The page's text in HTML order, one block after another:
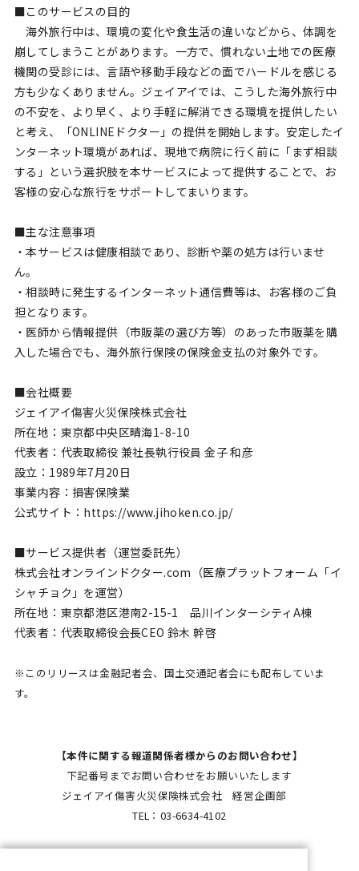
■このサービスの目的
海外旅行中は、環境の変化や食生活の違いなどから、体調を
崩してしまうことがあります。一方で、慣れない土地での医療
機関の受診には、言語や移動手段などの面でハードルを感じる
方も少なくありません。ジェイアイでは、こうした海外旅行中
の不安を、より早く、より手軽に解消できる環境を提供したい
と考え、「ONLINEドクター」の提供を開始します。安定したイ
ンターネット環境があれば、現地で病院に行く前に「まず相談
する」という選択肢を本サービスによって提供することで、お
客様の安心な旅行をサポートしてまいります。
■主な注意事項
・本サービスは健康相談であり、診断や薬の処方は行いませ
ん。
・相談時に発生するインターネット通信費等は、お客様のご負
担となります。
・医師から情報提供（市販薬の選び方等）のあった市販薬を購
入した場合でも、海外旅行保険の保険金支払の対象外です。
■会社概要
ジェイアイ傷害火災保険株式会社
所在地：東京都中央区晴海1-8-10
代表者：代表取締役 兼社長執行役員 金子 和彦
設立：1989年7⽉20⽇
事業内容：損害保険業
公式サイト：https://www.jihoken.co.jp/
■サービス提供者（運営委託先）
株式会社オンラインドクター.com（医療プラットフォーム「イ
シャチョク」を運営）
所在地：東京都港区港南2-15-1 品川インターシティA棟
代表者：代表取締役会長CEO 鈴木 幹啓
※このリリースは金融記者会、国土交通記者会にも配布していま
す。
【本件に関する報道関係者様からのお問い合わせ】
下記番号までお問い合わせをお願いいたします
ジェイアイ傷害火災保険株式会社 経営企画部
TEL：03-6634-4102